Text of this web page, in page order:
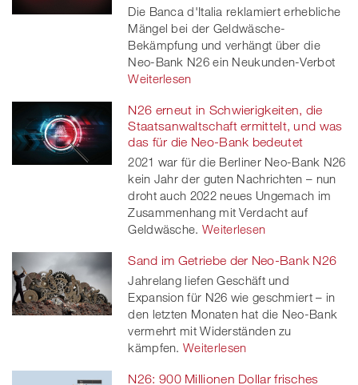
Die Banca d'Italia reklamiert erhebliche
Mängel bei der Geldwäsche-
Bekämpfung und verhängt über die
Neo-Bank N26 ein Neukunden-Verbot
Weiterlesen
N26 erneut in Schwierigkeiten, die
Staatsanwaltschaft ermittelt, und was
das für die Neo-Bank bedeutet
2021 war für die Berliner Neo-Bank N26
kein Jahr der guten Nachrichten – nun
droht auch 2022 neues Ungemach im
Zusammenhang mit Verdacht auf
Geldwäsche. Weiterlesen
Sand im Getriebe der Neo-Bank N26
Jahrelang liefen Geschäft und
Expansion für N26 wie geschmiert – in
den letzten Monaten hat die Neo-Bank
vermehrt mit Widerständen zu
kämpfen. Weiterlesen
N26: 900 Millionen Dollar frisches